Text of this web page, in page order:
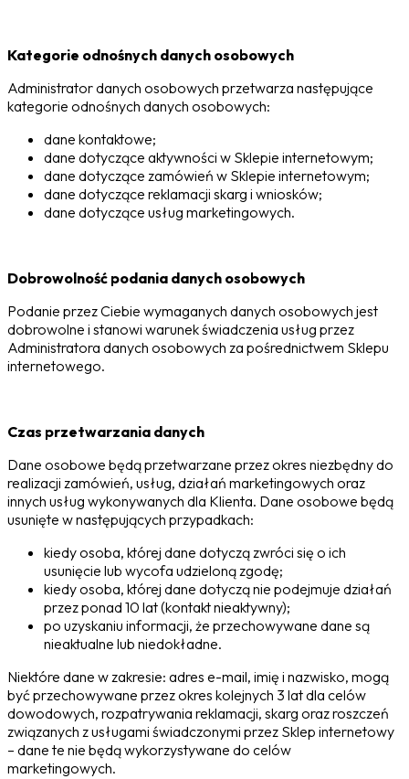
Kategorie odnośnych danych osobowych
Administrator danych osobowych przetwarza następujące
kategorie odnośnych danych osobowych:
dane kontaktowe;
dane dotyczące aktywności w Sklepie internetowym;
dane dotyczące zamówień w Sklepie internetowym;
dane dotyczące reklamacji skarg i wniosków;
dane dotyczące usług marketingowych.
Dobrowolność podania danych osobowych
Podanie przez Ciebie wymaganych danych osobowych jest
dobrowolne i stanowi warunek świadczenia usług przez
Administratora danych osobowych za pośrednictwem Sklepu
internetowego.
Czas przetwarzania danych
Dane osobowe będą przetwarzane przez okres niezbędny do
realizacji zamówień, usług, działań marketingowych oraz
innych usług wykonywanych dla Klienta. Dane osobowe będą
usunięte w następujących przypadkach:
kiedy osoba, której dane dotyczą zwróci się o ich
usunięcie lub wycofa udzieloną zgodę;
kiedy osoba, której dane dotyczą nie podejmuje działań
przez ponad 10 lat (kontakt nieaktywny);
po uzyskaniu informacji, że przechowywane dane są
nieaktualne lub niedokładne.
Niektóre dane w zakresie: adres e-mail, imię i nazwisko, mogą
być przechowywane przez okres kolejnych 3 lat dla celów
dowodowych, rozpatrywania reklamacji, skarg oraz roszczeń
związanych z usługami świadczonymi przez Sklep internetowy
– dane te nie będą wykorzystywane do celów
marketingowych.